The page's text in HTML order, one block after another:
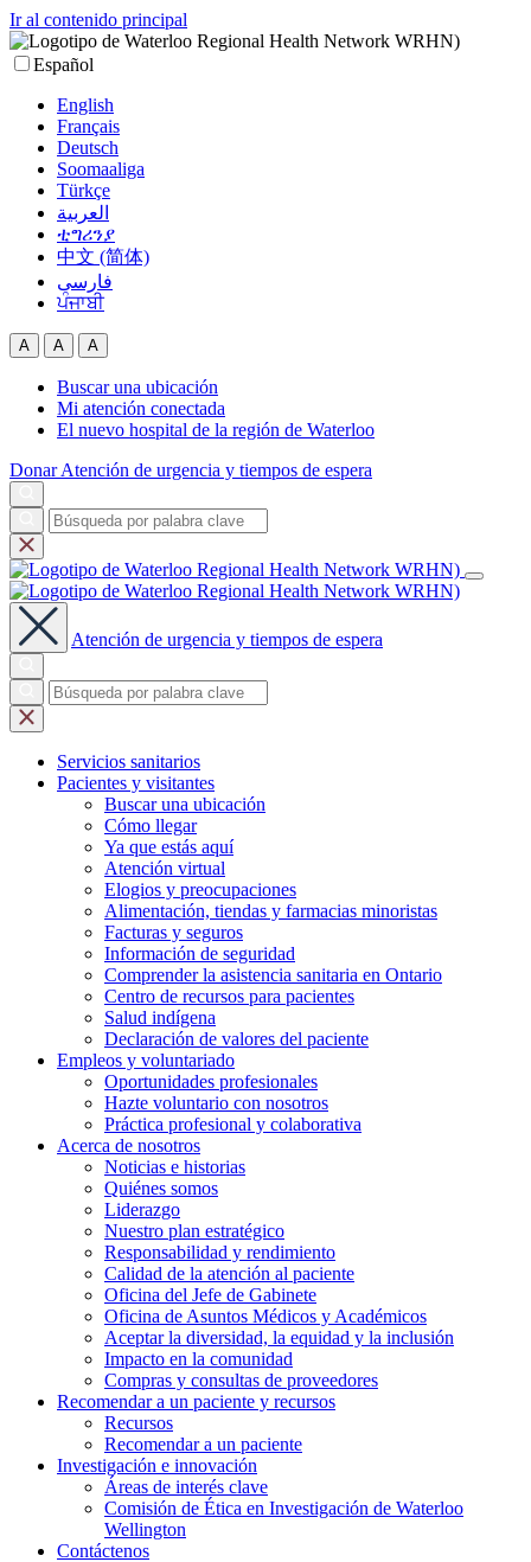
Ir al contenido principal
Español
English
Français
Deutsch
Soomaaliga
Türkçe
العربية‏
ቲግሪንያ
中文 (简体)
فارسی
ਪੰਜਾਬੀ
A A A
Buscar una ubicación
Mi atención conectada
El nuevo hospital de la región de Waterloo
Donar Atención de urgencia y tiempos de espera
Atención de urgencia y tiempos de espera
Servicios sanitarios
Pacientes y visitantes
Buscar una ubicación
Cómo llegar
Ya que estás aquí
Atención virtual
Elogios y preocupaciones
Alimentación, tiendas y farmacias minoristas
Facturas y seguros
Información de seguridad
Comprender la asistencia sanitaria en Ontario
Centro de recursos para pacientes
Salud indígena
Declaración de valores del paciente
Empleos y voluntariado
Oportunidades profesionales
Hazte voluntario con nosotros
Práctica profesional y colaborativa
Acerca de nosotros
Noticias e historias
Quiénes somos
Liderazgo
Nuestro plan estratégico
Responsabilidad y rendimiento
Calidad de la atención al paciente
Oficina del Jefe de Gabinete
Oficina de Asuntos Médicos y Académicos
Aceptar la diversidad, la equidad y la inclusión
Impacto en la comunidad
Compras y consultas de proveedores
Recomendar a un paciente y recursos
Recursos
Recomendar a un paciente
Investigación e innovación
Áreas de interés clave
Comisión de Ética en Investigación de Waterloo
Wellington
Contáctenos